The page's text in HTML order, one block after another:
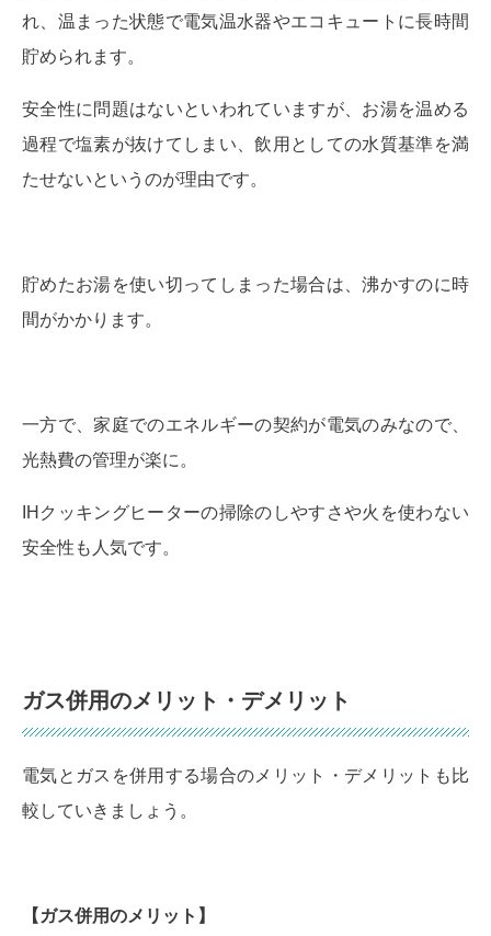
れ、温まった状態で電気温水器やエコキュートに長時間
貯められます。
安全性に問題はないといわれていますが、お湯を温める
過程で塩素が抜けてしまい、飲用としての水質基準を満
たせないというのが理由です。
貯めたお湯を使い切ってしまった場合は、沸かすのに時
間がかかります。
一方で、家庭でのエネルギーの契約が電気のみなので、
光熱費の管理が楽に。
IHクッキングヒーターの掃除のしやすさや火を使わない
安全性も人気です。
ガス併用のメリット・デメリット
電気とガスを併用する場合のメリット・デメリットも比
較していきましょう。
【ガス併用のメリット 】